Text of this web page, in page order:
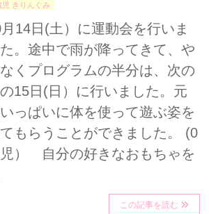
児 きりんぐみ
14日(土）に運動会を行いま
。途中で雨が降ってきて、や
くプログラムの半分は、次の
15日(日）に行いました。元
っぱいに体を使って遊ぶ姿を
もらうことができました。 (0
） 自分の好きなおもちゃを
この記事を読む